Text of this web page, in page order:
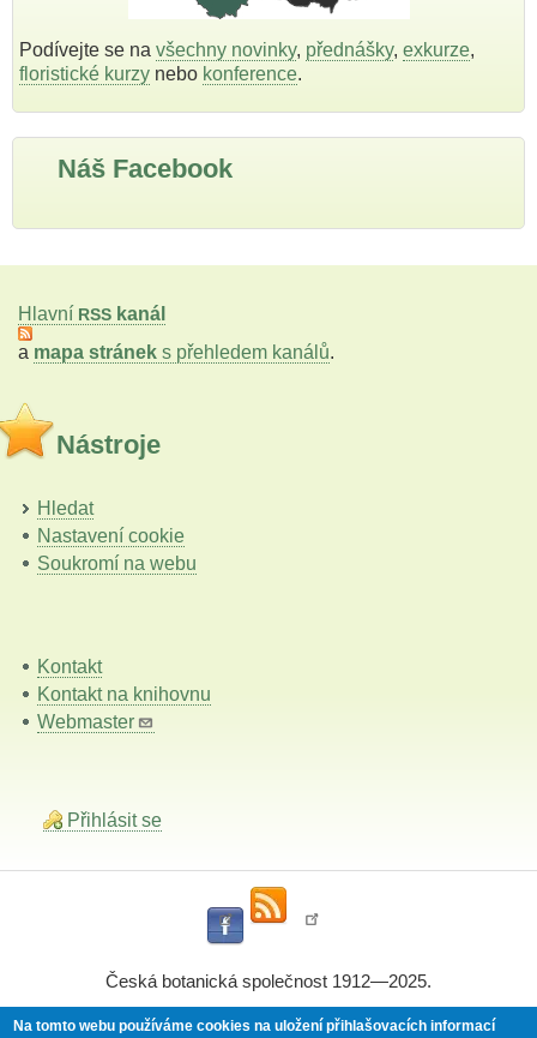
Podívejte se na všechny novinky, přednášky, exkurze,
floristické kurzy nebo konference.
Náš Facebook
Hlavní RSS kanál
a mapa stránek s přehledem kanálů.
Nástroje
Hledat
Nastavení cookie
Soukromí na webu
Kontakt
Kontakt na knihovnu
Webmaster
Přihlásit se
Česká botanická společnost 1912—2025.
Na tomto webu používáme cookies na uložení přihlašovacích informací